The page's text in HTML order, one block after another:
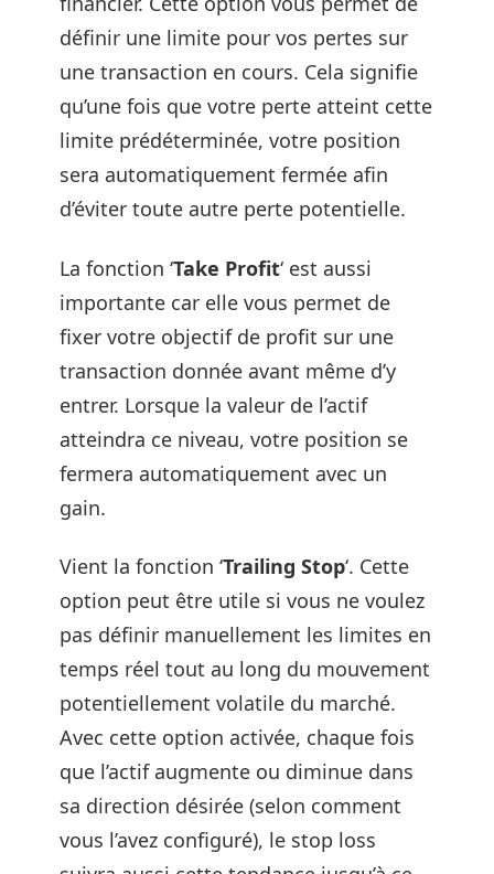
définir une limite pour vos pertes sur
une transaction en cours. Cela signifie
qu’une fois que votre perte atteint cette
limite prédéterminée, votre position
sera automatiquement fermée afin
d’éviter toute autre perte potentielle.
La fonction ‘Take Profit‘ est aussi
importante car elle vous permet de
fixer votre objectif de profit sur une
transaction donnée avant même d’y
entrer. Lorsque la valeur de l’actif
atteindra ce niveau, votre position se
fermera automatiquement avec un
gain.
Vient la fonction ‘Trailing Stop‘. Cette
option peut être utile si vous ne voulez
pas définir manuellement les limites en
temps réel tout au long du mouvement
potentiellement volatile du marché.
Avec cette option activée, chaque fois
que l’actif augmente ou diminue dans
sa direction désirée (selon comment
vous l’avez configuré), le stop loss